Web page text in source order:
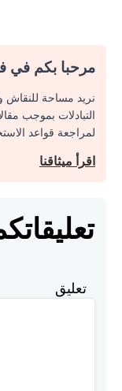
مرحبا بكم في
نريد مساحة للنقاش
التبادلات بموجب
لمراجعة قواعد
اقرأ ميثاقنا
تعليق